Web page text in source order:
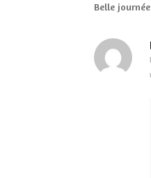
Belle journée